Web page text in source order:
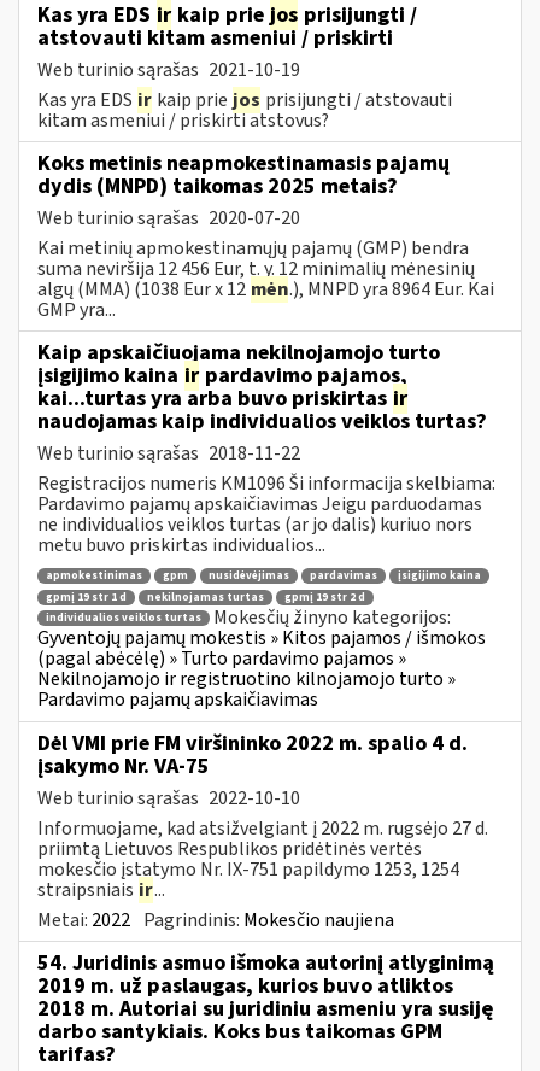
Kas yra EDS ir kaip prie jos prisijungti /
atstovauti kitam asmeniui / priskirti
Web turinio sąrašas 2021-10-19
Kas yra EDS ir kaip prie jos prisijungti / atstovauti
kitam asmeniui / priskirti atstovus?
Koks metinis neapmokestinamasis pajamų
dydis (MNPD) taikomas 2025 metais?
Web turinio sąrašas 2020-07-20
Kai metinių apmokestinamųjų pajamų (GMP) bendra
suma neviršija 12 456 Eur, t. y. 12 minimalių mėnesinių
algų (MMA) (1038 Eur x 12 mėn.), MNPD yra 8964 Eur. Kai
GMP yra...
Kaip apskaičiuojama nekilnojamojo turto
įsigijimo kaina ir pardavimo pajamos,
kai...turtas yra arba buvo priskirtas ir
naudojamas kaip individualios veiklos turtas?
Web turinio sąrašas 2018-11-22
Registracijos numeris KM1096 Ši informacija skelbiama:
Pardavimo pajamų apskaičiavimas Jeigu parduodamas
ne individualios veiklos turtas (ar jo dalis) kuriuo nors
metu buvo priskirtas individualios...
apmokestinimas gpm nusidėvėjimas pardavimas
įsigijimo kaina
gpmį 19 str 1 d
nekilnojamas turtas
gpmį 19 str 2 d
individualios veiklos turtas
Mokesčių žinyno kategorijos:
Gyventojų pajamų mokestis » Kitos pajamos / išmokos
(pagal abėcėlę) » Turto pardavimo pajamos »
Nekilnojamojo ir registruotino kilnojamojo turto »
Pardavimo pajamų apskaičiavimas
Dėl VMI prie FM viršininko 2022 m. spalio 4 d.
įsakymo Nr. VA-75
Web turinio sąrašas 2022-10-10
Informuojame, kad atsižvelgiant į 2022 m. rugsėjo 27 d.
priimtą Lietuvos Respublikos pridėtinės vertės
mokesčio įstatymo Nr. IX-751 papildymo 1253, 1254
straipsniais ir...
Metai: 2022 Pagrindinis: Mokesčio naujiena
54. Juridinis asmuo išmoka autorinį atlyginimą
2019 m. už paslaugas, kurios buvo atliktos
2018 m. Autoriai su juridiniu asmeniu yra susiję
darbo santykiais. Koks bus taikomas GPM
tarifas?